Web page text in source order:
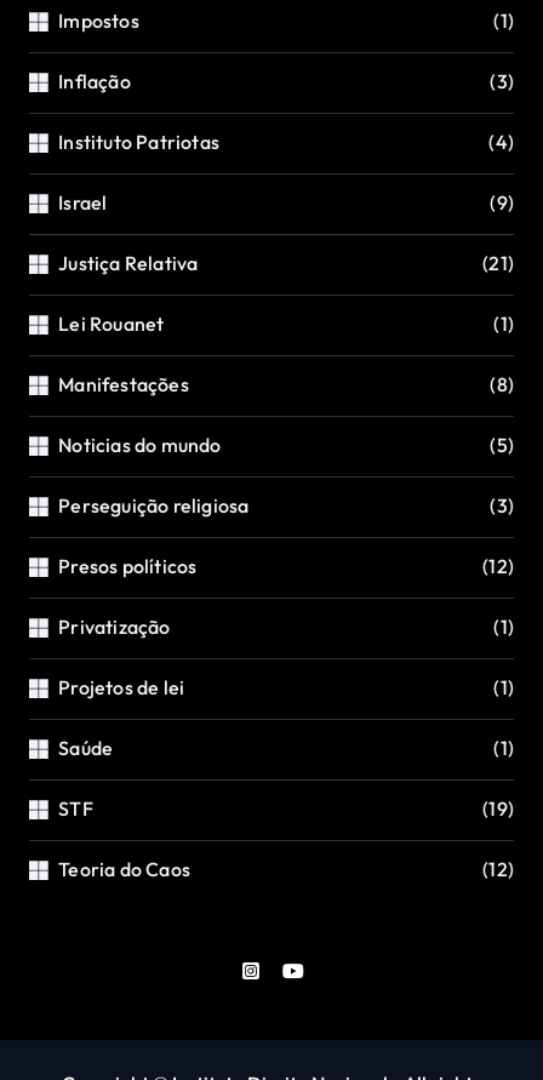
Impostos (1)
Inflação (3)
Instituto Patriotas (4)
Israel (9)
Justiça Relativa (21)
Lei Rouanet (1)
Manifestações (8)
Noticias do mundo (5)
Perseguição religiosa (3)
Presos políticos (12)
Privatização (1)
Projetos de lei (1)
Saúde (1)
STF (19)
Teoria do Caos (12)